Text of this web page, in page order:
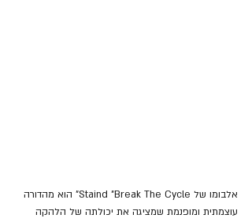
אלבומו של Staind "Break The Cycle" הוא מהדורה
עוצמתית ומופנמת שמציגה את יכולתה של הלהקה